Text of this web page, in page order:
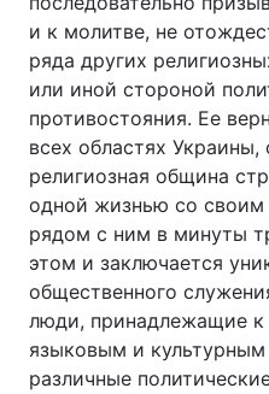
и к молитве, не
ряда других
или иной стороной
противостояния. Ее
всех областях
религиозная община
одной жизнью со своим
рядом с ним в минуты
этом и заключается
общественного
люди, принадлежащие к
языковым и
различные